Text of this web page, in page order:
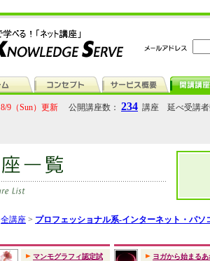
8/9（Sun）更新 公開講座数： 234 講座 延べ受講
全講座 > プロフェッショナル系-インターネット・パソ
マンモグラフィ認定試
ヨガから始まるあ